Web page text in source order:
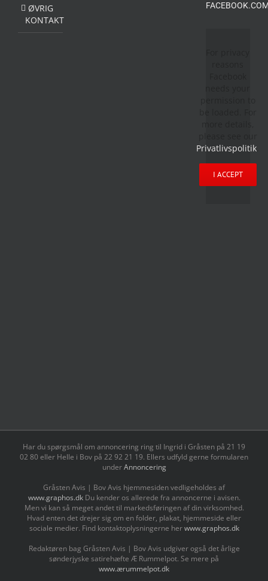
ØVRIG
KONTAKT
Privatlivspolitik
I ACCEPT
Har du spørgsmål om annoncering ring til Ingrid i Gråsten på 21 19
02 80 ‬eller Helle i Bov på 22 92 21 19‬. Ellers udfyld gerne formularen
underAnnoncering
Gråsten Avis | Bov Avis hjemmesiden vedligeholdes af
www.graphos.dk Du kender os allerede fra annoncerne i avisen.
Men vi kan så meget andet til markedsføringen af din virksomhed.
Hvad enten det drejer sig om en folder, plakat, hjemmeside eller
sociale medier. Find kontaktoplysningerne herwww.graphos.dk
Redaktøren bag Gråsten Avis | Bov Avis udgiver også det årlige
sønderjyske satirehæfte Æ Rummelpot. Se mere på
www.ærummelpot.dk